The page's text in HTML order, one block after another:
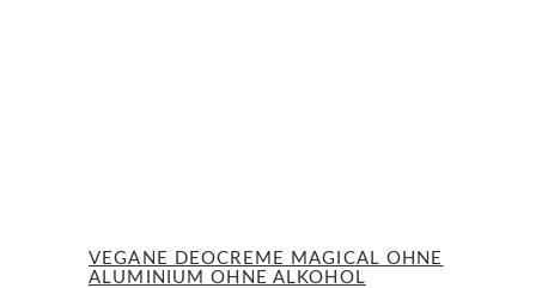
VEGANE DEOCREME MAGICAL OHNE
ALUMINIUM OHNE ALKOHOL